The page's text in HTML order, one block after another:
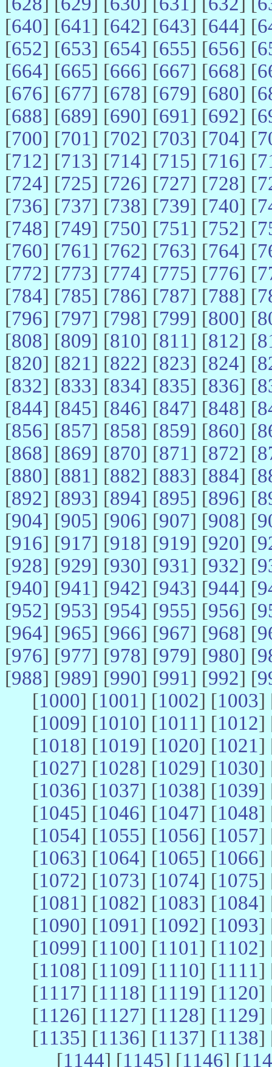
[640] [641] [642] [643] [644] [
[652] [653] [654] [655] [656] [
[664] [665] [666] [667] [668] [
[676] [677] [678] [679] [680] [
[688] [689] [690] [691] [692] [
[700] [701] [702] [703] [704] [
[712] [713] [714] [715] [716] [
[724] [725] [726] [727] [728] [
[736] [737] [738] [739] [740] [
[748] [749] [750] [751] [752] [
[760] [761] [762] [763] [764] [
[772] [773] [774] [775] [776] [
[784] [785] [786] [787] [788] [
[796] [797] [798] [799] [800] [
[808] [809] [810] [811] [812] [
[820] [821] [822] [823] [824] [
[832] [833] [834] [835] [836] [
[844] [845] [846] [847] [848] [
[856] [857] [858] [859] [860] [
[868] [869] [870] [871] [872] [
[880] [881] [882] [883] [884] [
[892] [893] [894] [895] [896] [
[904] [905] [906] [907] [908] [
[916] [917] [918] [919] [920] [
[928] [929] [930] [931] [932] [
[940] [941] [942] [943] [944] [
[952] [953] [954] [955] [956] [
[964] [965] [966] [967] [968] [
[976] [977] [978] [979] [980] [
[988] [989] [990] [991] [992] [
[1000] [1001] [1002] [1003]
[1009] [1010] [1011] [1012]
[1018] [1019] [1020] [1021]
[1027] [1028] [1029] [1030]
[1036] [1037] [1038] [1039]
[1045] [1046] [1047] [1048]
[1054] [1055] [1056] [1057]
[1063] [1064] [1065] [1066]
[1072] [1073] [1074] [1075]
[1081] [1082] [1083] [1084]
[1090] [1091] [1092] [1093]
[1099] [1100] [1101] [1102]
[1108] [1109] [1110] [1111]
[1117] [1118] [1119] [1120]
[1126] [1127] [1128] [1129]
[1135] [1136] [1137] [1138]
[1144] [1145] [1146] [